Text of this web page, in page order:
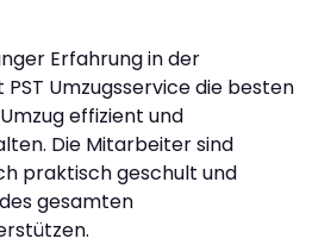
Erfahrung in der
Umzugsservice die besten
effizient und
Die Mitarbeiter sind
praktisch geschult und
gesamten